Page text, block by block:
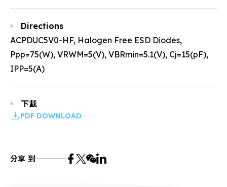
Directions
ACPDUC5V0-HF, Halogen Free ESD Diodes,
Ppp=75(W), VRWM=5(V), VBRmin=5.1(V), Cj=15(pF),
IPP=5(A)
下載
PDF DOWNLOAD
分享 到